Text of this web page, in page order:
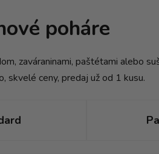
poháre
zaváraninami, paštétami alebo
skvelé ceny, predaj už od 1 kusu.